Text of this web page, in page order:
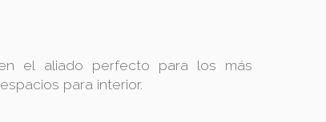
el aliado perfecto para los más
para interior.